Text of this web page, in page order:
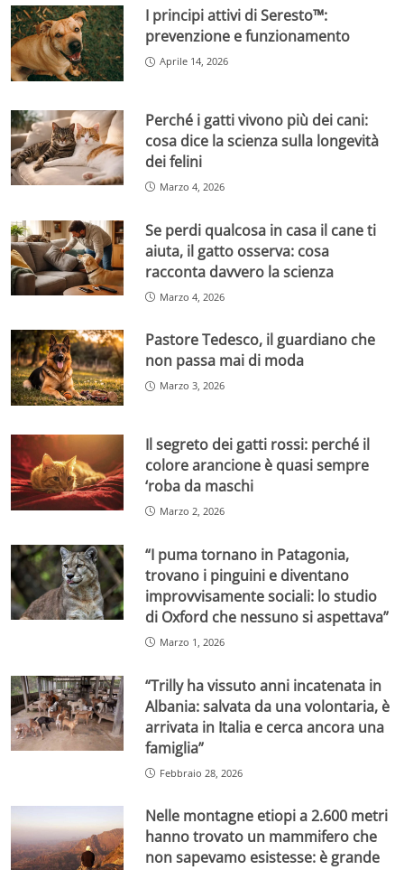
I principi attivi di Seresto™:
prevenzione e funzionamento
Aprile 14, 2026
Perché i gatti vivono più dei cani:
cosa dice la scienza sulla longevità
dei felini
Marzo 4, 2026
Se perdi qualcosa in casa il cane ti
aiuta, il gatto osserva: cosa
racconta davvero la scienza
Marzo 4, 2026
Pastore Tedesco, il guardiano che
non passa mai di moda
Marzo 3, 2026
Il segreto dei gatti rossi: perché il
colore arancione è quasi sempre
‘roba da maschi
Marzo 2, 2026
“I puma tornano in Patagonia,
trovano i pinguini e diventano
improvvisamente sociali: lo studio
di Oxford che nessuno si aspettava”
Marzo 1, 2026
“Trilly ha vissuto anni incatenata in
Albania: salvata da una volontaria, è
arrivata in Italia e cerca ancora una
famiglia”
Febbraio 28, 2026
Nelle montagne etiopi a 2.600 metri
hanno trovato un mammifero che
non sapevamo esistesse: è grande